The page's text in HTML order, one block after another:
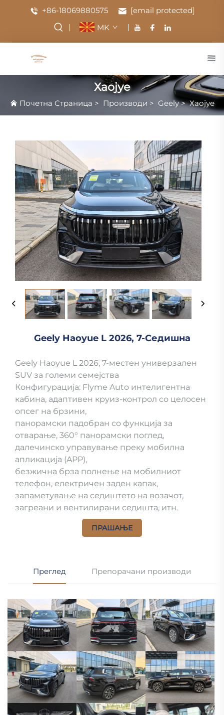
+86-18069880575
[email protected]
MK
Хаојуе
Почетна Страница > Производи > Geely>Хаојуе
Geely Haoyue L 2026, 7-Седишна
Geely Haoyue L 2026, 7-местен универзален
SUV за големи семејства
Конфигурација: Flyme Auto интелигентна
кабина, адаптивен круиз-контрол со целосен
опсег на брзини,
панорамски падобран со функција за
отварање, 360° панорамски поглед,
далечинско управување преку мобилна
апликација (APP),
безжична брза полнење на мобилниот
телефон, електричен заден капак,
запаметување на седиштето на возачот,
загреани и вентилирани седишта, итн.
ПРАШАЊЕ
Преглед Препорачани производи